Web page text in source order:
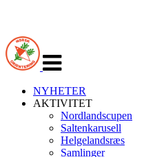
navigasjon
NYHETER
AKTIVITET
Nordlandscupen
Saltenkarusell
Helgelandsræs
Samlinger